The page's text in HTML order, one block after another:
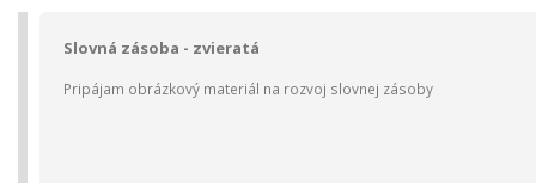
Slovná zásoba - zvieratá
Pripájam obrázkový materiál na rozvoj slovnej zásoby